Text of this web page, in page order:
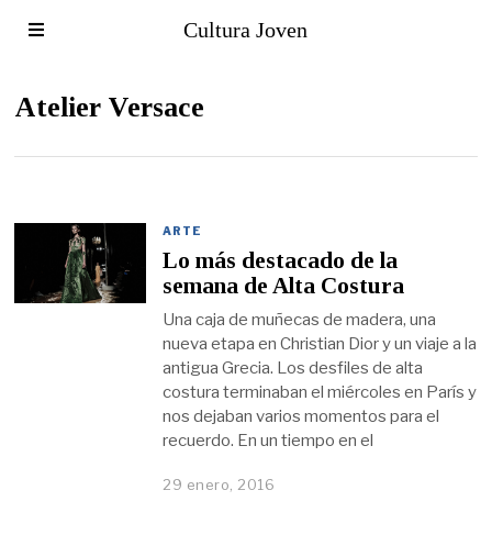
Cultura Joven
Atelier Versace
ARTE
Lo más destacado de la
semana de Alta Costura
Una caja de muñecas de madera, una
nueva etapa en Christian Dior y un viaje a la
antigua Grecia. Los desfiles de alta
costura terminaban el miércoles en París y
nos dejaban varios momentos para el
recuerdo. En un tiempo en el
29 enero, 2016